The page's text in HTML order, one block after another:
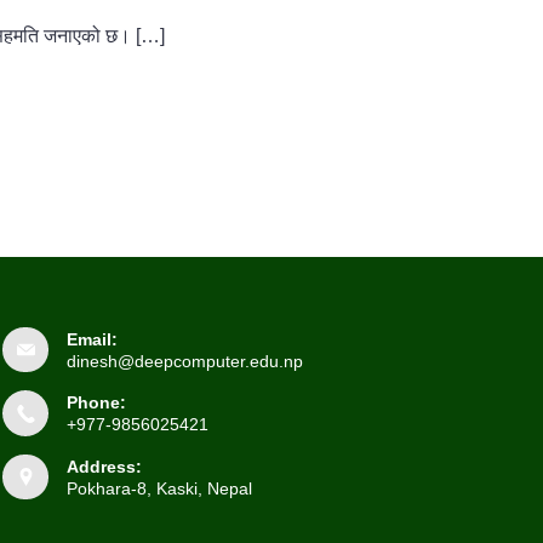
सहमति जनाएको छ। […]
Email:
dinesh@deepcomputer.edu.np
Phone:
+977-9856025421
Address:
Pokhara-8, Kaski, Nepal